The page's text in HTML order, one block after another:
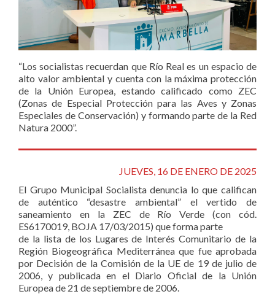
“Los socialistas recuerdan que Río Real es un espacio de
alto valor ambiental y cuenta con la máxima protección
de la Unión Europea, estando calificado como ZEC
(Zonas de Especial Protección para las Aves y Zonas
Especiales de Conservación) y formando parte de la Red
Natura 2000”.
JUEVES, 16 DE ENERO DE 2025
El Grupo Municipal Socialista denuncia lo que califican
de auténtico “desastre ambiental” el vertido de
saneamiento en la ZEC de Río Verde (con cód.
ES6170019, BOJA 17/03/2015) que forma parte
de la lista de los Lugares de Interés Comunitario de la
Región Biogeográfica Mediterránea que fue aprobada
por Decisión de la Comisión de la UE de 19 de julio de
2006, y publicada en el Diario Oficial de la Unión
Europea de 21 de septiembre de 2006.